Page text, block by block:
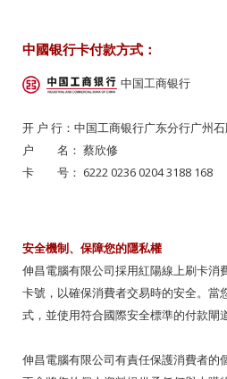
中國银行卡付款方式：
中国工商银行
开 户 行：中国工商银行广东分行广州
户 名： 蔡欣修
卡 号： 6222 0236 0204 3188 168
安全機制、保障您的隱私權
伸昌電腦有限公司採用紅陽線上刷卡
卡號，以確保消費者交易時的安全。
式，並使用符合國際安全標準的付款
伸昌電腦有限公司有責任保護消費者